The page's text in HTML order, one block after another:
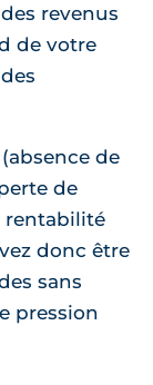
revenus
de votre
de
de
rentabilité
donc être
sans
pression